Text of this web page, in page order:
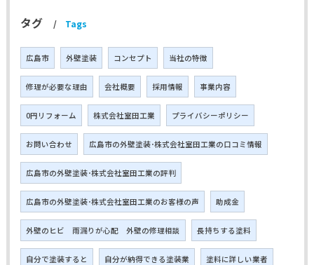
タグ Tags
広島市 外壁塗装 コンセプト 当社の特徴
修理が必要な理由 会社概要 採用情報 事業内容
0円リフォーム 株式会社室田工業 プライバシーポリシー
お問い合わせ 広島市の外壁塗装･株式会社室田工業の口コミ情報
広島市の外壁塗装･株式会社室田工業の評判
広島市の外壁塗装･株式会社室田工業のお客様の声 助成金
外壁のヒビ 雨漏りが心配 外壁の修理相談 長持ちする塗料
自分で塗装すると 自分が納得できる塗装業 塗料に詳しい業者